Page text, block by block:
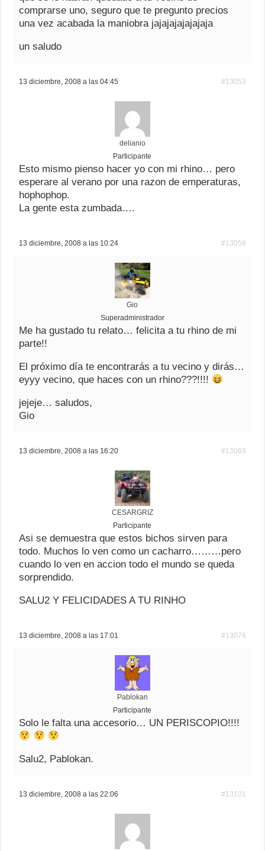
comprarse uno, seguro que te pregunto precios
una vez acabada la maniobra jajajajajajajaja
un saludo
13 diciembre, 2008 a las 04:45 #13053
delianio
Participante
Esto mismo pienso hacer yo con mi rhino… pero
esperare al verano por una razon de emperaturas,
hophophop.
La gente esta zumbada….
13 diciembre, 2008 a las 10:24 #13058
Gio
Superadministrador
Me ha gustado tu relato… felicita a tu rhino de mi
parte!!
El próximo día te encontrarás a tu vecino y dirás…
eyyy vecino, que haces con un rhino???!!!!
jejeje… saludos,
Gio
13 diciembre, 2008 a las 16:20 #13069
CESARGRIZ
Participante
Asi se demuestra que estos bichos sirven para
todo. Muchos lo ven como un cacharro………pero
cuando lo ven en accion todo el mundo se queda
sorprendido.
SALU2 Y FELICIDADES A TU RINHO
13 diciembre, 2008 a las 17:01 #13076
Pablokan
Participante
Solo le falta una accesorio… UN PERISCOPIO!!!!
Salu2, Pablokan.
13 diciembre, 2008 a las 22:06 #13101